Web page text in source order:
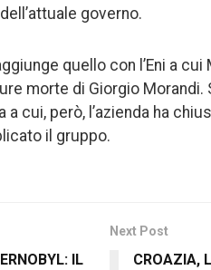
governo.
quello con l’Eni a
morte di Giorgio Morandi.
cui, però, l’azienda ha
il gruppo.
IL
Next Post
CROAZIA,